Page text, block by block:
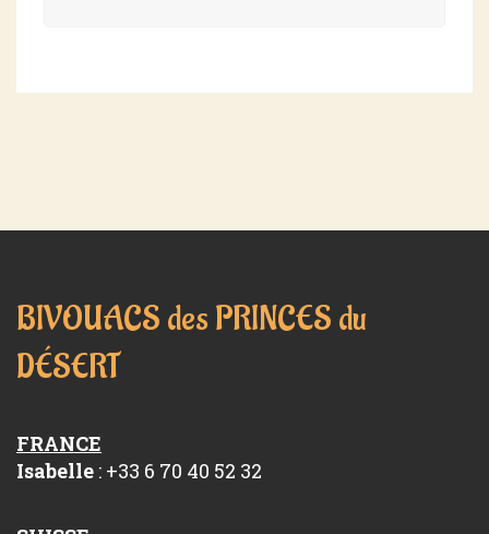
BIVOUACS des PRINCES du
DÉSERT
FRANCE
Isabelle : +33 6 70 40 52 32